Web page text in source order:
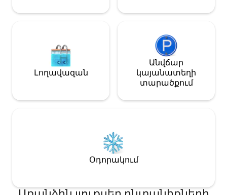
400 մ հեռավորության վրա։ Եթե
ավտոբուսը կանգ է առնում տնից
250 մետր հեռավորության վրա ։
Լողավազան
Անվճար
կայանատեղի
տարածքում
Օդորակում